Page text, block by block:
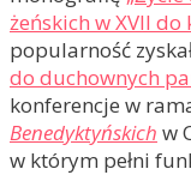
żeńskich w XVII do
popularność
do duchownych
konferencje w
Benedyktyńskich w
w którym pełni